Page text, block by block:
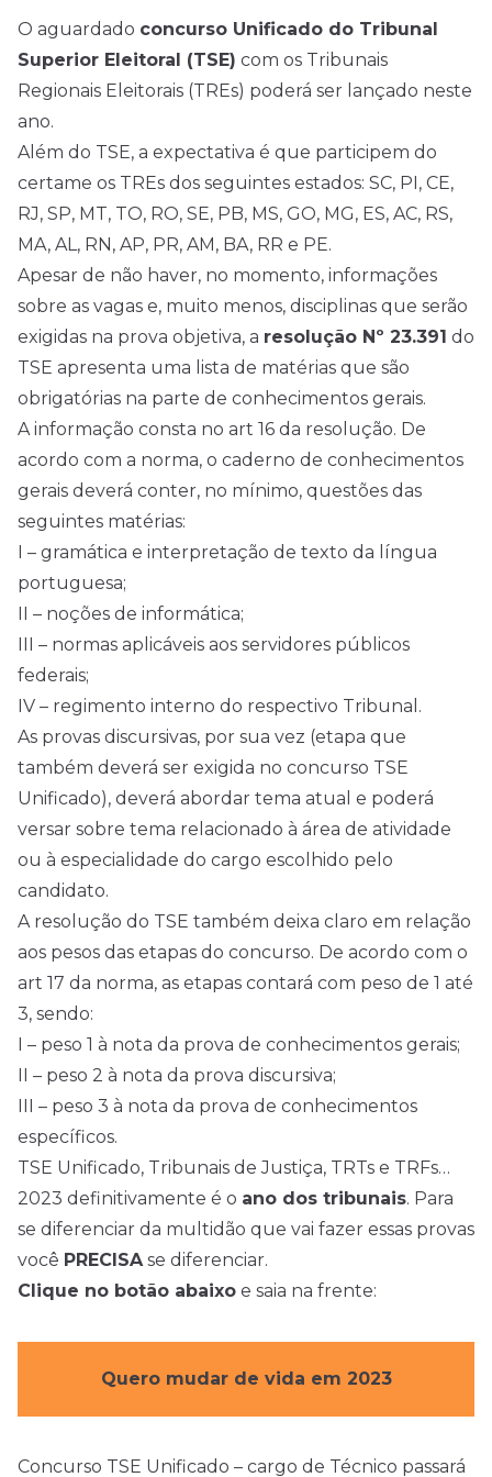
O aguardado concurso Unificado do Tribunal
Superior Eleitoral (TSE) com os Tribunais
Regionais Eleitorais (TREs) poderá ser lançado neste
ano.
Além do TSE, a expectativa é que participem do
certame os TREs dos seguintes estados: SC, PI, CE,
RJ, SP, MT, TO, RO, SE, PB, MS, GO, MG, ES, AC, RS,
MA, AL, RN, AP, PR, AM, BA, RR e PE.
Apesar de não haver, no momento, informações
sobre as vagas e, muito menos, disciplinas que serão
exigidas na prova objetiva, a resolução Nº 23.391 do
TSE apresenta uma lista de matérias que são
obrigatórias na parte de conhecimentos gerais.
A informação consta no art 16 da resolução. De
acordo com a norma, o caderno de conhecimentos
gerais deverá conter, no mínimo, questões das
seguintes matérias:
I – gramática e interpretação de texto da língua
portuguesa;
II – noções de informática;
III – normas aplicáveis aos servidores públicos
federais;
IV – regimento interno do respectivo Tribunal.
As provas discursivas, por sua vez (etapa que
também deverá ser exigida no concurso TSE
Unificado), deverá abordar tema atual e poderá
versar sobre tema relacionado à área de atividade
ou à especialidade do cargo escolhido pelo
candidato.
A resolução do TSE também deixa claro em relação
aos pesos das etapas do concurso. De acordo com o
art 17 da norma, as etapas contará com peso de 1 até
3, sendo:
I – peso 1 à nota da prova de conhecimentos gerais;
II – peso 2 à nota da prova discursiva;
III – peso 3 à nota da prova de conhecimentos
específicos.
TSE Unificado, Tribunais de Justiça, TRTs e TRFs…
2023 definitivamente é o ano dos tribunais. Para
se diferenciar da multidão que vai fazer essas provas
você PRECISAse diferenciar.
Clique no botão abaixo e saia na frente:
Quero mudar de vida em 2023
Concurso TSE Unificado – cargo de Técnico passará